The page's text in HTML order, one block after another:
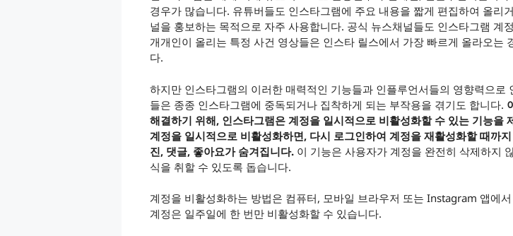
경우가 많습니다. 유튜버들도 인스타그램에 주요 내용을 짧게 편집하여 올리
널을 홍보하는 목적으로 자주 사용합니다. 공식 뉴스채널들도 인스타그램 계
개개인이 올리는 특정 사건 영상들은 인스타 릴스에서 가장 빠르게 올라오는
다.
하지만 인스타그램의 이러한 매력적인 기능들과 인플루언서들의 영향력으로
들은 종종 인스타그램에 중독되거나 집착하게 되는 부작용을 겪기도 합니다.
해결하기 위해, 인스타그램은 계정을 일시적으로 비활성화할 수 있는 기능을
계정을 일시적으로 비활성화하면, 다시 로그인하여 계정을 재활성화할 때까
진, 댓글, 좋아요가 숨겨집니다. 이 기능은 사용자가 계정을 완전히 삭제하지
식을 취할 수 있도록 돕습니다.
계정을 비활성화하는 방법은 컴퓨터, 모바일 브라우저 또는 Instagram 앱에
계정은 일주일에 한 번만 비활성화할 수 있습니다.